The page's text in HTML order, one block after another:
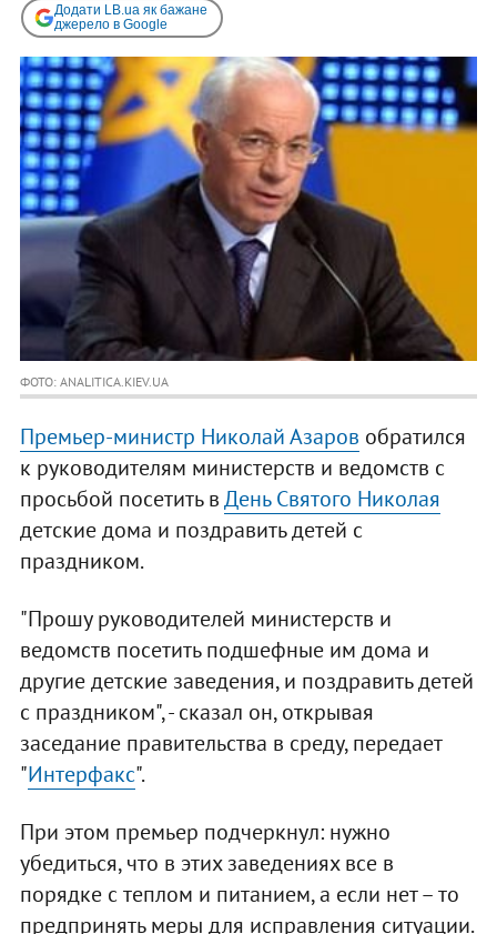
Додати LB.ua як бажане
джерело в Google
ФОТО: ANALITICA.KIEV.UA
Премьер-министр Николай Азаров обратился
к руководителям министерств и ведомств с
просьбой посетить вДень Святого Николая
детские дома и поздравить детей с
праздником.
"Прошу руководителей министерств и
ведомств посетить подшефные им дома и
другие детские заведения, и поздравить детей
с праздником", - сказал он, открывая
заседание правительства в среду, передает
"Интерфакс".
При этом премьер подчеркнул: нужно
убедиться, что в этих заведениях все в
порядке с теплом и питанием, а если нет – то
предпринять меры для исправления ситуации.